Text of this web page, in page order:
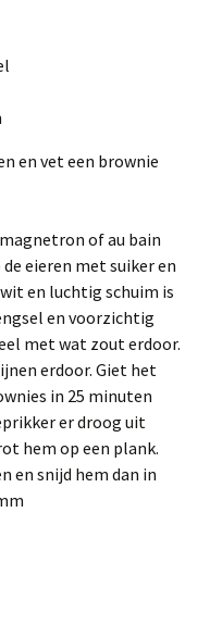
en vet een brownie
of au bain
eieren met suiker en
en luchtig schuim is
en voorzichtig
met wat zout erdoor.
erdoor. Giet het
in 25 minuten
er droog uit
hem op een plank.
en snijd hem dan in